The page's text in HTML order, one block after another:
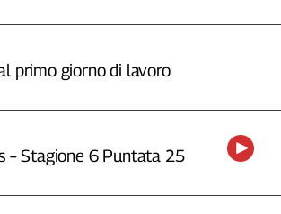
primo giorno di lavoro
– Stagione 6 Puntata 25